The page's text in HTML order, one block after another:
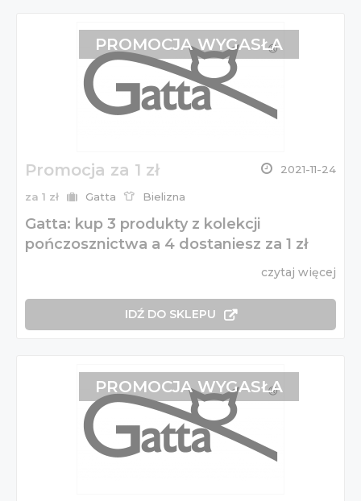
Promocja za 1 zł 2021-11-24
za 1 zł Gatta Bielizna
Gatta: kup 3 produkty z kolekcji
pończosznictwa a 4 dostaniesz za 1 zł
czytaj więcej
IDŹ DO SKLEPU
PROMOCJA WYGASŁA
PROMOCJA WYGASŁA